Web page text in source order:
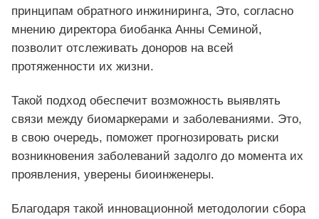
принципам обратного инжиниринга, Это, согласно
мнению директора биобанка Анны Семиной,
позволит отслеживать доноров на всей
протяженности их жизни.
Такой подход обеспечит возможность выявлять
связи между биомаркерами и заболеваниями. Это,
в свою очередь, поможет прогнозировать риски
возникновения заболеваний задолго до момента их
проявления, уверены биоинженеры.
Благодаря такой инновационной методологии сбора